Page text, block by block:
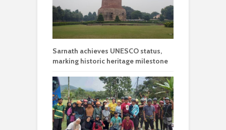
Sarnath achieves UNESCO status,
marking historic heritage milestone